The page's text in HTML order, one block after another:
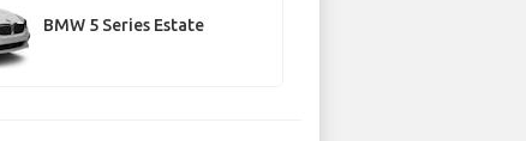
BMW 5 Series Estate